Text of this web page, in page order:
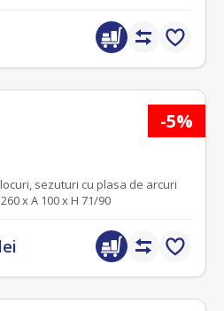
cu plasa de arcuri
x A 100 x H 71/90
-5%